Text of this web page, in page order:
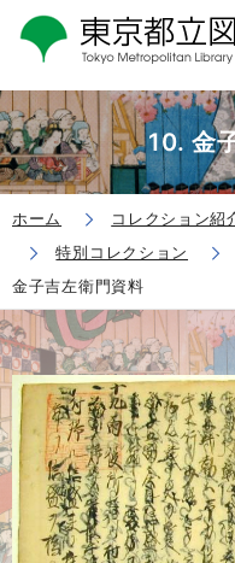
10. 金
ホーム コレクション紹
特別コレクション
金子吉左衛門資料